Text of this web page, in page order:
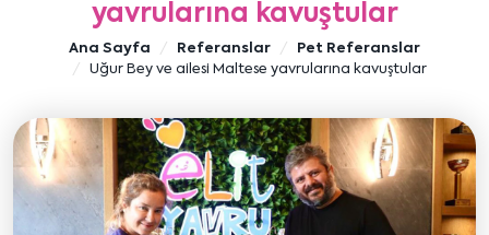
yavrularına kavuştular
Ana Sayfa Referanslar
Pet Referanslar
Uğur Bey ve ailesi Maltese yavrularına kavuştular